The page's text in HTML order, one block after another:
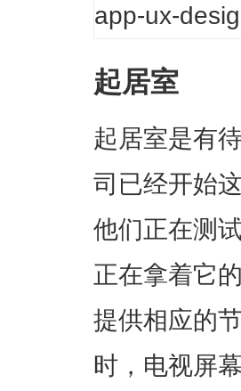
起居室
起居室是有
司已经开始
他们正在测
正在拿着它
提供相应的
时，电视屏